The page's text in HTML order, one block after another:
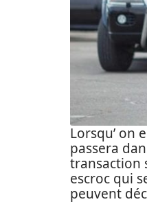
Lorsqu’ on
passera
transaction
escroc qui
peuvent